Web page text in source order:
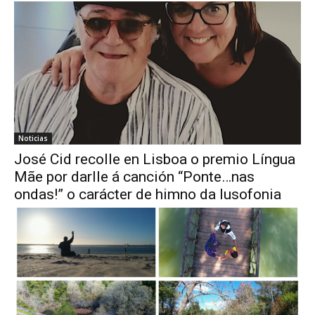
Noticias
José Cid recolle en Lisboa o premio Língua
Mãe por darlle á canción “Ponte…nas
ondas!” o carácter de himno da lusofonia